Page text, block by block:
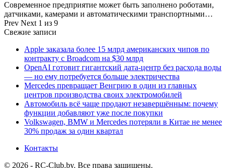
Современное предприятие может быть заполнено роботами,
датчиками, камерами и автоматическими транспортными…
Prev Next 1 из 9
Свежие записи
Apple заказала более 15 млрд американских чипов по
контракту с Broadcom на $30 млрд
OpenAI готовит гигантский дата-центр без расхода воды
— но ему потребуется больше электричества
Mercedes превращает Венгрию в один из главных
центров производства своих электромобилей
Автомобиль всё чаще продают незавершённым: почему
функции добавляют уже после покупки
Volkswagen, BMW и Mercedes потеряли в Китае не менее
30% продаж за один квартал
Контакты
© 2026 - RC-Club.by. Все права защищены.